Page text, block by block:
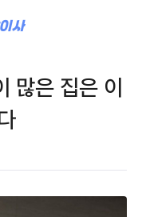
많은 집은 이